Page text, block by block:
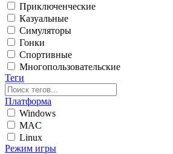
Приключенческие
Казуальные
Симуляторы
Гонки
Спортивные
Многопользовательские
Теги
Платформа
Windows
MAC
Linux
Режим игры